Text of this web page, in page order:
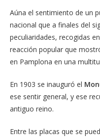
Aúna el sentimiento de un
nacional que a finales del
peculiaridades, recogidas
reacción popular que
en Pamplona en una
En 1903 se inauguró el
ese sentir general, y ese
antiguo reino.
Entre las placas que se